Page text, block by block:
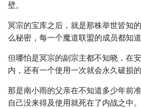
壁。
冥宗的宝库之后，就是那株举世皆知
么秘密，每一个魔道联盟的成员都知道
但哪怕是冥宗的副宗主都不知晓，在
内，还有一个使用一次就会永久破损
那是南小雨的父亲在不知道多少年前
自己没来得及使用就死在了内战之中。